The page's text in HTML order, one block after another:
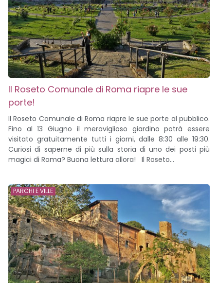
Il Roseto Comunale di Roma riapre le sue
porte!
Il Roseto Comunale di Roma riapre le sue porte al pubblico.
Fino al 13 Giugno il meraviglioso giardino potrà essere
visitato gratuitamente tutti i giorni, dalle 8:30 alle 19:30.
Curiosi di saperne di più sulla storia di uno dei posti più
magici di Roma? Buona lettura allora! Il Roseto...
PARCHI E VILLE